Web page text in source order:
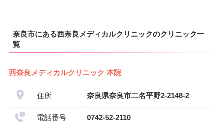
奈良市にある西奈良メディカルクリニックのクリニック一
覧
西奈良メディカルクリニック 本院
住所 奈良県奈良市二名平野2-2148-2
電話番号 0742-52-2110